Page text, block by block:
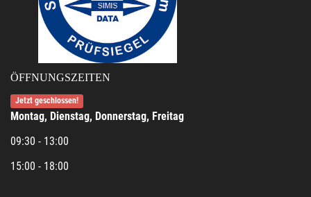
ÖFFNUNGSZEITEN
Jetzt geschlossen!
Montag, Dienstag, Donnerstag, Freitag
09:30 - 13:00
15:00 - 18:00